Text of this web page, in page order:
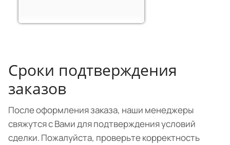
Сроки подтверждения
заказов
После оформления заказа, наши менеджеры
свяжутся с Вами для подтверждения условий
сделки. Пожалуйста, проверьте корректность